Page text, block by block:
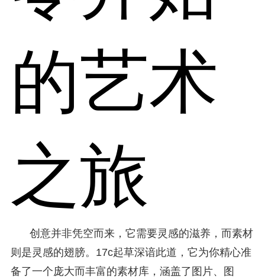
的艺术
之旅
创意并非凭空而来，它需要灵感的滋养，而素材
则是灵感的翅膀。17c起草深谙此道，它为你精心准
备了一个庞大而丰富的素材库，涵盖了图片、图